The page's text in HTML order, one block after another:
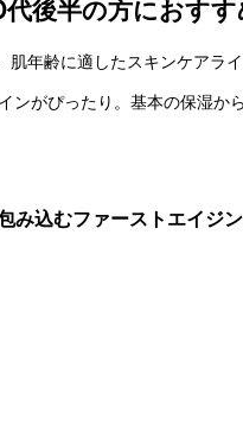
後半の方におす
年齢に適したスキンケアライ
ンがぴったり。基本の保湿か
み込むファーストエイジ